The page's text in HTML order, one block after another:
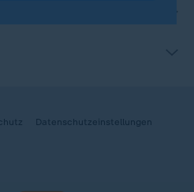
Datenschutzeinstellungen